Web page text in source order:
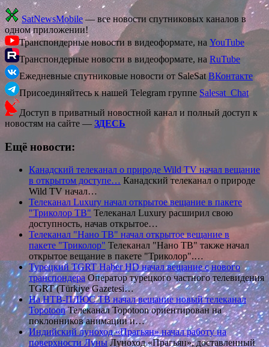
SatNewsMobile— все новости спутниковых каналов в
одном приложении!
Транспондерные новости в видеоформате, на YouTube
Транспондерные новости в видеоформате, на RuTube
Ежедневные спутниковые новости от SaleSatВКонтакте
Присоединяйтесь к нашей Telegram группе Salesat_Chat
Доступ в приватный новостной канал и полный доступ к
новостям на сайте — ЗДЕСЬ
Ещё новости:
Канадский телеканал о природе Wild TV начал вещание
в открытом доступе… Канадский телеканал о природе
Wild TV начал…
Телеканал Luxury начал открытое вещание в пакете
"Триколор ТВ" Телеканал Luxury расширил свою
доступность, начав открытое…
Телеканал "Нано ТВ" начал открытое вещание в
пакете "Триколор" Телеканал "Нано ТВ" также начал
открытое вещание в пакете "Триколор".…
Турецкий TGRT Haber HD начал вещание с нового
транспондера Оператор турецкого частного телевидения
TGRT (Türkiye Gazetesi…
На НТВ‑ПЛЮС ТВ начал вещание новый телеканал
TopotoonТелеканал Topotoon ориентирован на
поклонников анимации и…
Индийский луноход «Прагьян» начал работу на
поверхности ЛуныЛуноход «Прагьян», доставленный